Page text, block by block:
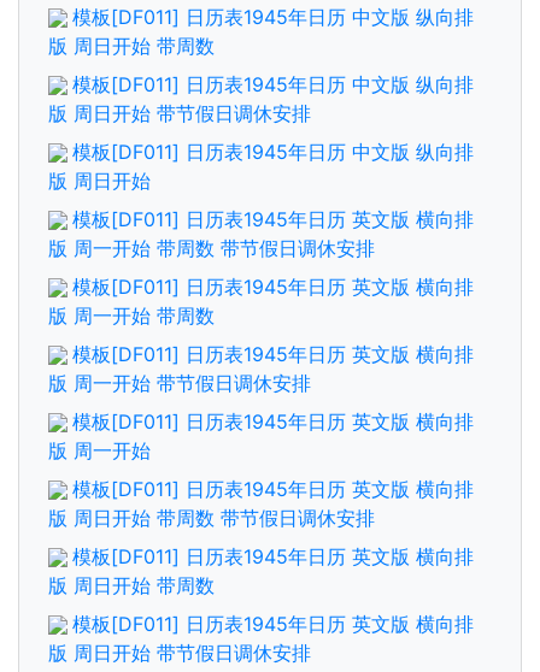
模板[DF011] 日历表1945年日历 中文版 纵向排
版 周日开始 带周数
模板[DF011] 日历表1945年日历 中文版 纵向排
版 周日开始 带节假日调休安排
模板[DF011] 日历表1945年日历 中文版 纵向排
版 周日开始
模板[DF011] 日历表1945年日历 英文版 横向排
版 周一开始 带周数 带节假日调休安排
模板[DF011] 日历表1945年日历 英文版 横向排
版 周一开始 带周数
模板[DF011] 日历表1945年日历 英文版 横向排
版 周一开始 带节假日调休安排
模板[DF011] 日历表1945年日历 英文版 横向排
版 周一开始
模板[DF011] 日历表1945年日历 英文版 横向排
版 周日开始 带周数 带节假日调休安排
模板[DF011] 日历表1945年日历 英文版 横向排
版 周日开始 带周数
模板[DF011] 日历表1945年日历 英文版 横向排
版 周日开始 带节假日调休安排